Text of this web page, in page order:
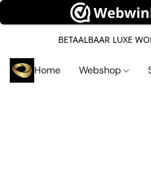
BETAALBAAR LUXE
Home Webshop